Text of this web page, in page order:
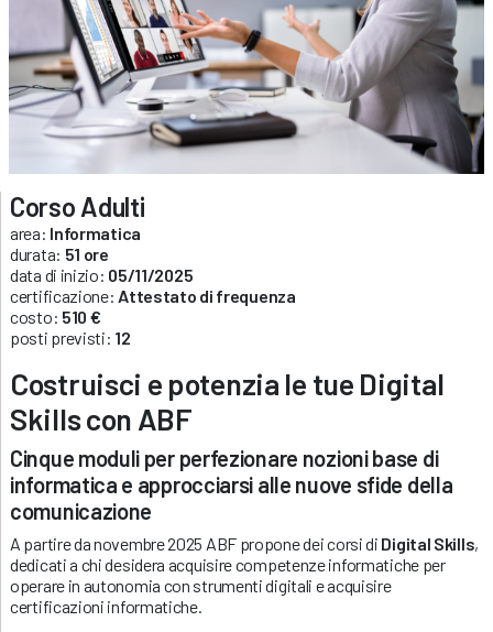
Corso Adulti
area: Informatica
durata: 51 ore
data di inizio: 05/11/2025
certificazione: Attestato di frequenza
costo: 510 €
posti previsti: 12
Costruisci e potenzia le tue Digital
Skills con ABF
Cinque moduli per perfezionare nozioni base di
informatica e approcciarsi alle nuove sfide della
comunicazione
A partire da novembre 2025 ABF propone dei corsi di Digital Skills,
dedicati a chi desidera acquisire competenze informatiche per
operare in autonomia con strumenti digitali e acquisire
certificazioni informatiche.